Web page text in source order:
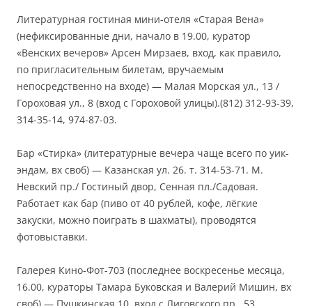
Литературная гостиная мини-отеля «Старая Вена»
(нефиксированные дни, начало в 19.00, куратор
«Венских вечеров» Арсен Мирзаев, вход, как правило,
по пригласительным билетам, вручаемым
непосредственно на входе) — Малая Морская ул., 13 /
Гороховая ул., 8 (вход с Гороховой улицы).(812) 312-93-39,
314-35-14, 974-87-03.
Бар «Стирка» (литературные вечера чаще всего по уик-
эндам, вх своб) — Казанская ул. 26. т. 314-53-71. М.
Невский пр./ Гостиный двор, Сенная пл./Садовая.
Работает как бар (пиво от 40 рублей, кофе, лёгкие
закуски, можно поиграть в шахматы), проводятся
фотовыставки.
Галерея Кино-Фот-703 (последнее воскресенье месяца,
16.00, кураторы Тамара Буковская и Валерий Мишин, вх